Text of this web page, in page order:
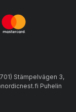
Stämpelvägen 3,
Puhelin